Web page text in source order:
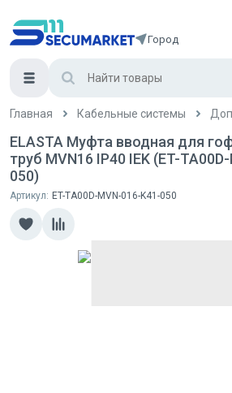
Город
Главная Кабельные системы
ELASTA Муфта вводная для
труб MVN16 IP40 IEK (ET-
050)
Артикул: ET-TA00D-MVN-016-K41-050